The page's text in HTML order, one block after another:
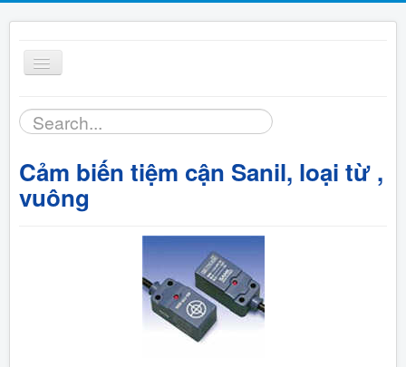
Toggle
Navigation
Trang chủ
Sản phẩm
Hỗ trợ kỹ thuật
Tìm
kiếm...
Cảm biến tiệm cận Sanil, loại từ ,
vuông